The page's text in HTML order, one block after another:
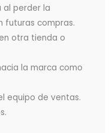
al perder la
futuras compras.
otra tienda o
la marca como
equipo de ventas.